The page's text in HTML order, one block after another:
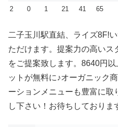
2
0 1 21 41 65
二子玉川駅直結、ライズ8F!
ただけます。提案力の高い
をご提案致します。8640円
ットが無料に♪オーガニック
ーションメニューも豊富に
し下さい！お待ちしておりま